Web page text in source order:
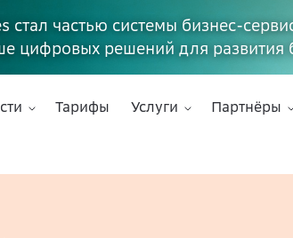
стал частью системы бизнес-
цифровых решений для развития
Тарифы Услуги Партнёры